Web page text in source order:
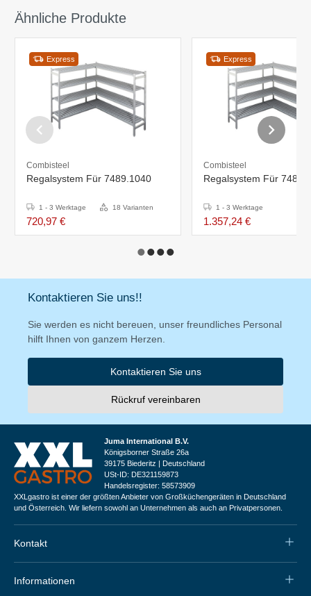
Ähnliche Produkte
Express
Combisteel
Regalsystem Für 7489.1040
1 - 3 Werktage 18 Varianten
720,97 €
Express
Combisteel
Regalsystem Für
1 - 3 Werktage
1.357,24 €
Kontaktieren Sie uns!!
Sie werden es nicht bereuen, unser freundliches Personal
hilft Ihnen von ganzem Herzen.
Kontaktieren Sie uns
Rückruf vereinbaren
Juma International B.V.
Königsborner Straße 26a
39175 Biederitz | Deutschland
USt-ID: DE321159873
Handelsregister: 58573909
XXLgastro ist einer der größten Anbieter von Großküchengeräten in Deutschland
und Österreich. Wir liefern sowohl an Unternehmen als auch an Privatpersonen.
Kontakt
Informationen